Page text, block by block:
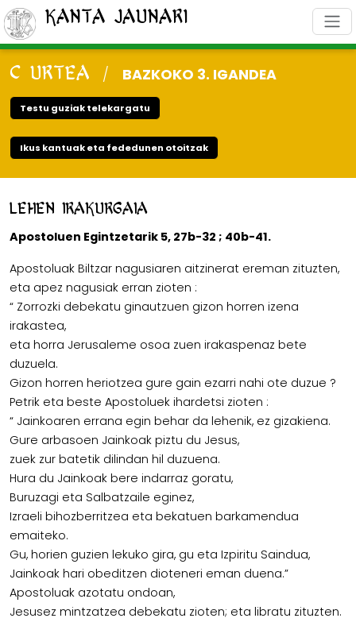
Kanta Jaunari
C URTEA / BAZKOKO 3. IGANDEA
Testu guziak telekargatu
Ikus kantuak eta fededunen otoitzak
Lehen irakurgaia
Apostoluen Egintzetarik 5, 27b-32 ; 40b-41.
Apostoluak Biltzar nagusiaren aitzinerat ereman zituzten,
eta apez nagusiak erran zioten :
“ Zorrozki debekatu ginautzuen gizon horren izena
irakastea,
eta horra Jerusaleme osoa zuen irakaspenaz bete
duzuela.
Gizon horren heriotzea gure gain ezarri nahi ote duzue ?
Petrik eta beste Apostoluek ihardetsi zioten :
“ Jainkoaren errana egin behar da lehenik, ez gizakiena.
Gure arbasoen Jainkoak piztu du Jesus,
zuek zur batetik dilindan hil duzuena.
Hura du Jainkoak bere indarraz goratu,
Buruzagi eta Salbatzaile eginez,
Izraeli bihozberritzea eta bekatuen barkamendua
emaiteko.
Gu, horien guzien lekuko gira, gu eta Izpiritu Saindua,
Jainkoak hari obeditzen dioteneri eman duena.”
Apostoluak azotatu ondoan,
Jesusez mintzatzea debekatu zioten; eta libratu zituzten.